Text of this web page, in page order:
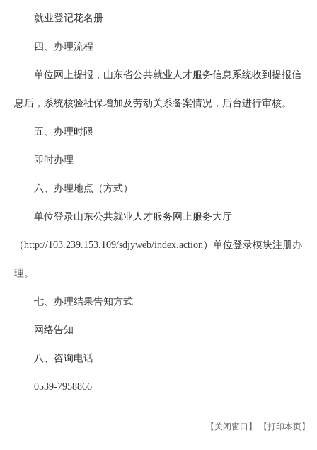
就业登记花名册
四、办理流程
单位网上提报，山东省公共就业人才服务信息系统收到提报信
息后，系统核验社保增加及劳动关系备案情况，后台进行审核。
五、办理时限
即时办理
六、办理地点（方式）
单位登录山东公共就业人才服务网上服务大厅
（http://103.239.153.109/sdjyweb/index.action）单位登录模块注册办
理。
七、办理结果告知方式
网络告知
八、咨询电话
0539-7958866
【关闭窗口】 【打印本页】